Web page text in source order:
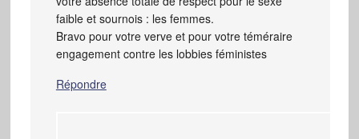
faible et sournois : les femmes.
Bravo pour votre verve et pour votre téméraire
engagement contre les lobbies féministes
Répondre